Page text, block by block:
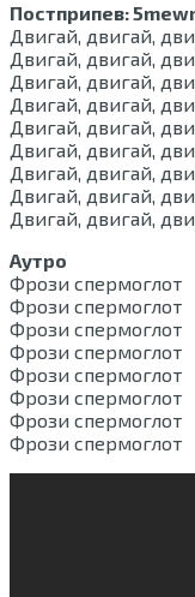
Постприпев:
Двигай, двигай,
Двигай, двигай,
Двигай, двигай,
Двигай, двигай,
Двигай, двигай,
Двигай, двигай,
Двигай, двигай,
Двигай, двигай,
Двигай, двигай,
Аутро
Фрози спермоглот
Фрози спермоглот
Фрози спермоглот
Фрози спермоглот
Фрози спермоглот
Фрози спермоглот
Фрози спермоглот
Фрози спермоглот